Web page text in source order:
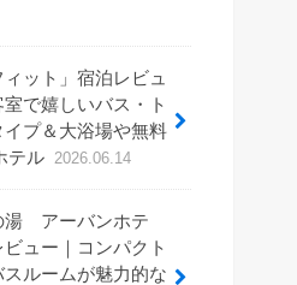
ィット」宿泊レビュ
で嬉しいバス・ト
イプ＆大浴場や無料
テル 2026.06.14
湯 アーバンホテ
ビュー｜コンパクト
スルームが魅力的な